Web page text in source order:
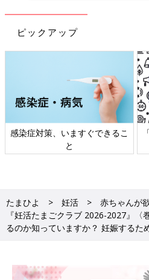
ピックアップ
日本外来小児科学会リーフレッ
ト検討会
たまひよ 妊活
赤ちゃんが
『妊活たまごクラブ 2026-2027』〈
るのか知っていますか？ 妊娠するた